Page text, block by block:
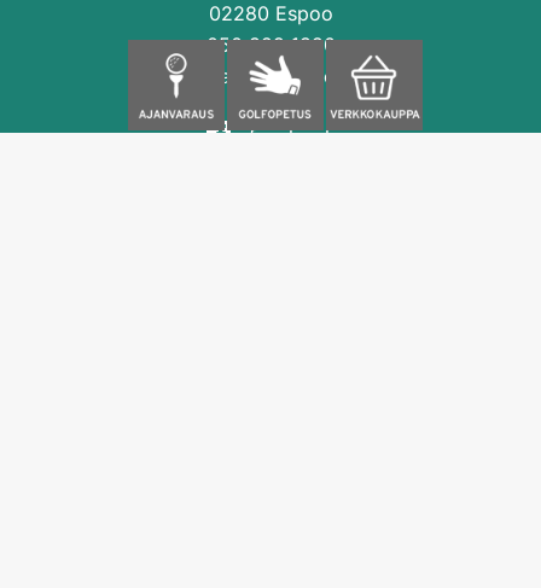
02280 Espoo
050 329 1320
caddiemaster@seasongolf.fi
facebook